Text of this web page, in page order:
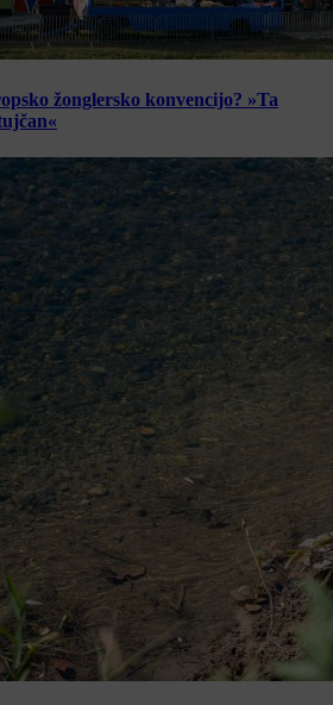
žonglersko konvencijo? »Ta